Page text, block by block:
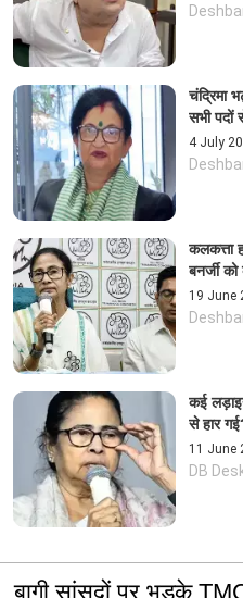
चंद्रिमा
सभी पदों
4 July
कलकत्ता
बनर्जी
19 June
कई
से हार
11 June
DB
बागी सांसदों पर भड़के